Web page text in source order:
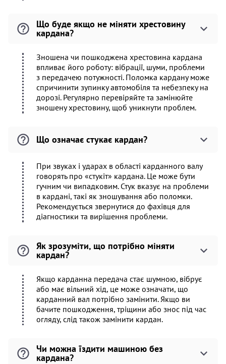
Що буде якщо не міняти хрестовину
кардана?
Зношена чи пошкоджена хрестовина кардана
впливає його роботу: вібрації, шуми, проблеми
з передачею потужності. Поломка кардану може
спричинити зупинку автомобіля та небезпеку на
дорозі. Регулярно перевіряйте та замінюйте
зношену хрестовину, щоб уникнути проблем.
Що означає стукає кардан?
При звуках і ударах в області карданного валу
говорять про «стукіт» кардана. Це може бути
гучним чи випадковим. Стук вказує на проблеми
в кардані, такі як зношування або поломки.
Рекомендується звернутися до фахівця для
діагностики та вирішення проблеми.
Як зрозуміти, що потрібно міняти
кардан?
Якщо карданна передача стає шумною, вібрує
або має вільний хід, це може означати, що
карданний вал потрібно замінити. Якщо ви
бачите пошкодження, тріщини або знос під час
огляду, слід також замінити кардан.
Чи можна їздити машиною без
кардана?